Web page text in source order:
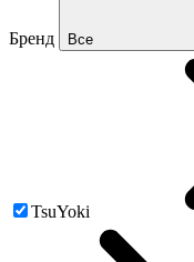
Бренд Все
TsuYoki